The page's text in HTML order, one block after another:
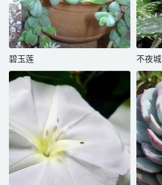
碧玉莲 不夜城